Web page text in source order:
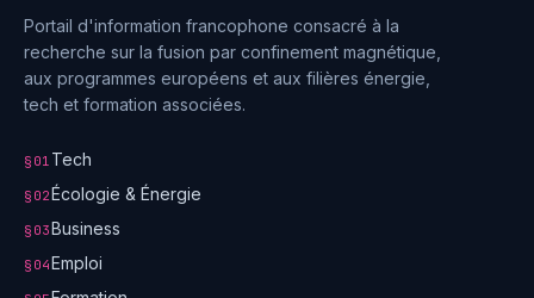
Portail d'information francophone consacré à la
recherche sur la fusion par confinement magnétique,
aux programmes européens et aux filières énergie,
tech et formation associées.
§01 Tech
§02Écologie & Énergie
§03Business
§04Emploi